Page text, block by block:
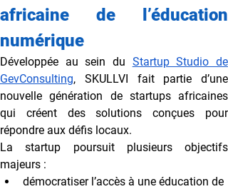
africaine de l’éducation
numérique
Développée au sein du Startup Studio de
GevConsulting, SKULLVI fait partie d’une
nouvelle génération de startups africaines
qui créent des solutions conçues pour
répondre aux défis locaux.
La startup poursuit plusieurs objectifs
majeurs :
démocratiser l’accès à une éducation de